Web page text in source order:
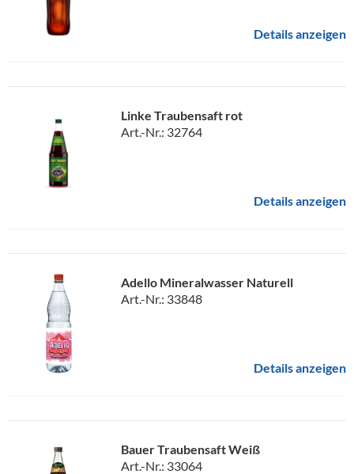
Details anzeigen
Linke Traubensaft rot
Art.-Nr.: 32764
Details anzeigen
Adello Mineralwasser Naturell
Art.-Nr.: 33848
Details anzeigen
Bauer Traubensaft Weiß
Art.-Nr.: 33064